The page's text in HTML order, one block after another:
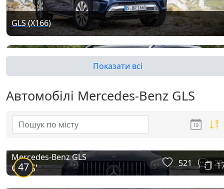
GLS (X166)
Показати всі
Автомобілі Mercedes-Benz GLS
47
Mercedes-Benz GLS
GLoS' 521 29